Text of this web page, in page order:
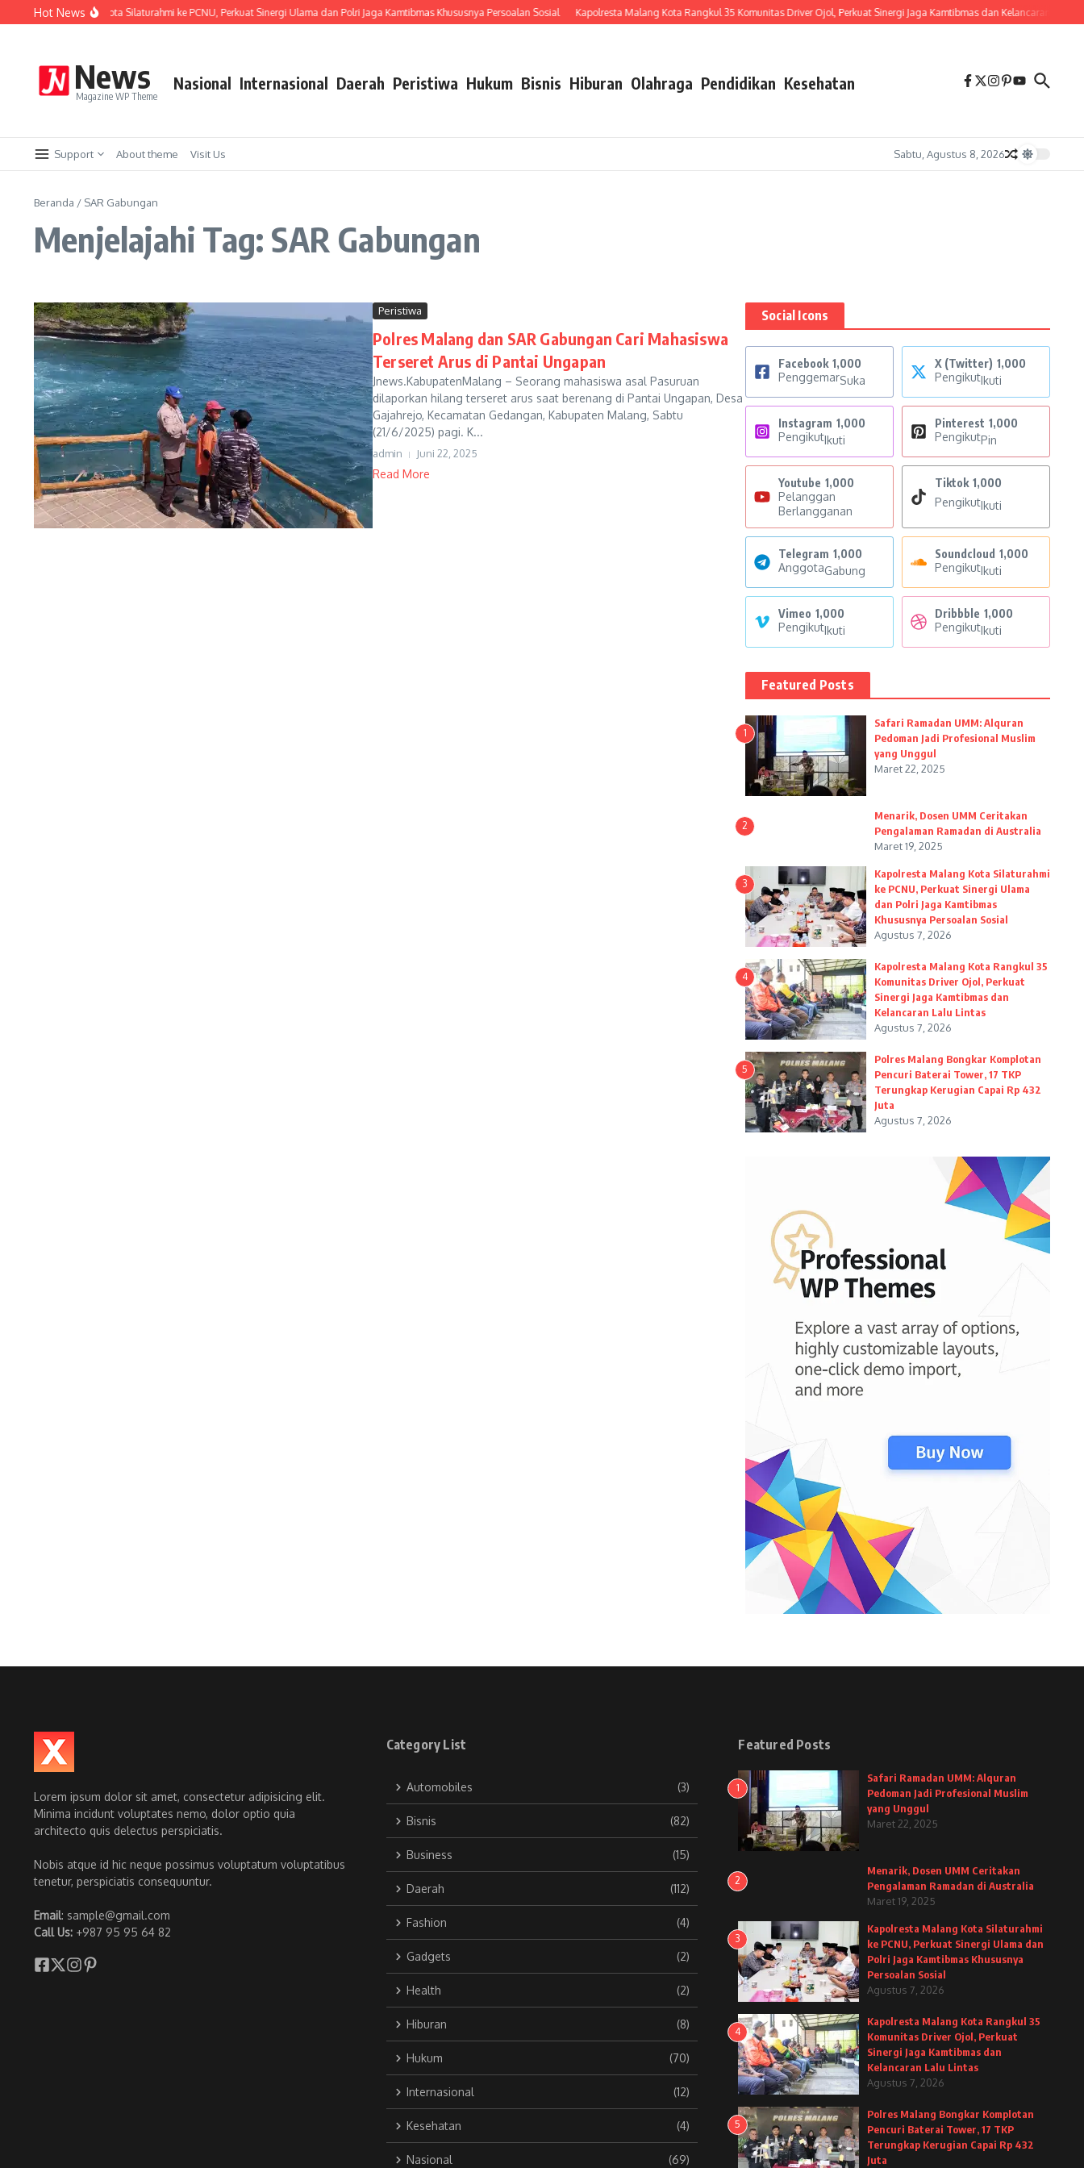
Lewati ke konten
Hot News
Malang Kota Silaturahmi ke PCNU, Perkuat Sinergi Ulama dan Polri Jaga Kamtibmas Khususnya Persoalan Sosial Kapolresta Malang Kota Rangkul 35 Komunitas Driver Ojol, Perkuat Sinergi Jaga Kamtibmas dan Kelancaran Lalu Lintas
News
Magazine WP Theme
Nasional Internasional Daerah Peristiwa Hukum Bisnis Hiburan Olahraga Pendidikan Kesehatan
Support About theme Visit Us Sabtu, Agustus 8, 2026
Beranda / SAR Gabungan
Menjelajahi Tag: SAR Gabungan
Peristiwa
Polres Malang dan SAR Gabungan Cari Mahasiswa
Terseret Arus di Pantai Ungapan
Jnews.KabupatenMalang – Seorang mahasiswa asal Pasuruan
dilaporkan hilang terseret arus saat berenang di Pantai Ungapan, Desa
Gajahrejo, Kecamatan Gedangan, Kabupaten Malang, Sabtu
(21/6/2025) pagi. K...
admin Juni 22, 2025
Read More
Social Icons
Facebook 1,000
PenggemarSuka
X (Twitter) 1,000
PengikutIkuti
Instagram 1,000
PengikutIkuti
Pinterest 1,000
PengikutPin
Youtube 1,000
Pelanggan
Berlangganan
Tiktok 1,000
PengikutIkuti
Telegram 1,000
AnggotaGabung
Soundcloud 1,000
PengikutIkuti
Vimeo 1,000
PengikutIkuti
Dribbble 1,000
PengikutIkuti
Featured Posts
1
Safari Ramadan UMM: Alquran
Pedoman Jadi Profesional Muslim
yang Unggul
Maret 22, 2025
2
Menarik, Dosen UMM Ceritakan
Pengalaman Ramadan di Australia
Maret 19, 2025
3
Kapolresta Malang Kota Silaturahmi
ke PCNU, Perkuat Sinergi Ulama
dan Polri Jaga Kamtibmas
Khususnya Persoalan Sosial
Agustus 7, 2026
4
Kapolresta Malang Kota Rangkul 35
Komunitas Driver Ojol, Perkuat
Sinergi Jaga Kamtibmas dan
Kelancaran Lalu Lintas
Agustus 7, 2026
5
Polres Malang Bongkar Komplotan
Pencuri Baterai Tower, 17 TKP
Terungkap Kerugian Capai Rp 432
Juta
Agustus 7, 2026
Lorem ipsum dolor sit amet, consectetur adipisicing elit.
Minima incidunt voluptates nemo, dolor optio quia
architecto quis delectus perspiciatis.
Nobis atque id hic neque possimus voluptatum voluptatibus
tenetur, perspiciatis consequuntur.
Email: sample@gmail.com
Call Us: +987 95 95 64 82
Category List
Automobiles (3)
Bisnis (82)
Business (15)
Daerah (112)
Fashion (4)
Gadgets (2)
Health (2)
Hiburan (8)
Hukum (70)
Internasional (12)
Kesehatan (4)
Nasional (69)
Featured Posts
1
Safari Ramadan UMM: Alquran
Pedoman Jadi Profesional Muslim
yang Unggul
Maret 22, 2025
2
Menarik, Dosen UMM Ceritakan
Pengalaman Ramadan di Australia
Maret 19, 2025
3
Kapolresta Malang Kota Silaturahmi
ke PCNU, Perkuat Sinergi Ulama dan
Polri Jaga Kamtibmas Khususnya
Persoalan Sosial
Agustus 7, 2026
4
Kapolresta Malang Kota Rangkul 35
Komunitas Driver Ojol, Perkuat
Sinergi Jaga Kamtibmas dan
Kelancaran Lalu Lintas
Agustus 7, 2026
5
Polres Malang Bongkar Komplotan
Pencuri Baterai Tower, 17 TKP
Terungkap Kerugian Capai Rp 432
Juta